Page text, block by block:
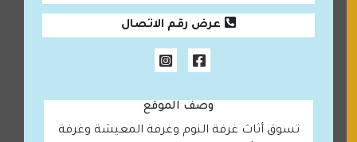
عرض رقم الاتصال
وصف الموقع
تسوق أثاث غرفة النوم وغرفة المعيشة وغرفة